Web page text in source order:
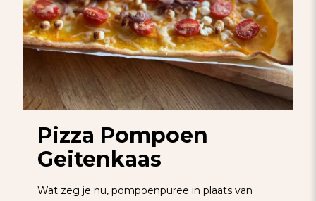
Pizza Pompoen
Geitenkaas
Wat zeg je nu, pompoenpuree in plaats van